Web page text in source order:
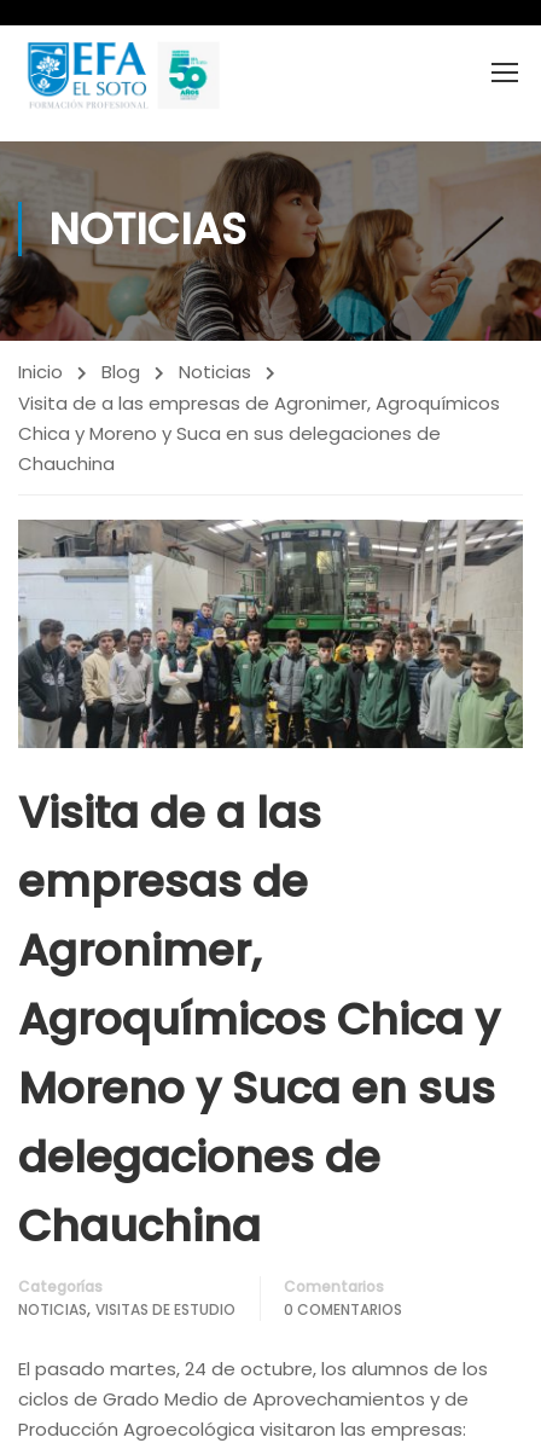
NOTICIAS
Inicio Blog
Noticias
Visita de a las empresas de Agronimer, Agroquímicos
Chica y Moreno y Suca en sus delegaciones de
Chauchina
Visita de a las
empresas de
Agronimer,
Agroquímicos Chica y
Moreno y Suca en sus
delegaciones de
Chauchina
Categorías
NOTICIAS, VISITAS DE ESTUDIO
Comentarios
0 COMENTARIOS
El pasado martes, 24 de octubre, los alumnos de los
ciclos de Grado Medio de Aprovechamientos y de
Producción Agroecológica visitaron las empresas: